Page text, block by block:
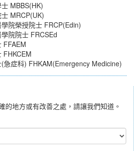
MBBS(HK)
MRCP(UK)
院榮授院士 FRCP(Edin)
院院士 FRCSEd
FFAEM
FHKCEM
急症科) FHKAM(Emergency Medicine)
的地方或有改善之處，請讓我們知道。